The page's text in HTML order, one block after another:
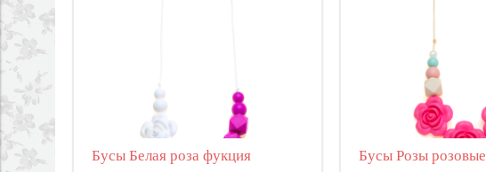
Бусы Белая роза фукция Бусы Розы розовые